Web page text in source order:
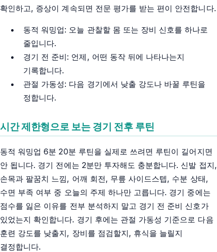
확인하고, 증상이 계속되면 전문 평가를 받는 편이 안전합니다.
동적 워밍업: 오늘 관찰할 몸 또는 장비 신호를 하나로
줄입니다.
경기 전 준비: 언제, 어떤 동작 뒤에 나타나는지
기록합니다.
관절 가동성: 다음 경기에서 낮출 강도나 바꿀 루틴을
정합니다.
시간 제한형으로 보는 경기 전후 루틴
동적 워밍업 6분 20분 루틴을 실제로 쓰려면 루틴이 길어지면
안 됩니다. 경기 전에는 2분만 투자해도 충분합니다. 신발 접지,
손목과 팔꿈치 느낌, 어깨 회전, 무릎 사이드스텝, 수분 상태,
수면 부족 여부 중 오늘의 주제 하나만 고릅니다. 경기 중에는
점수를 잃은 이유를 전부 분석하지 말고 경기 전 준비 신호가
있었는지 확인합니다. 경기 후에는 관절 가동성 기준으로 다음
훈련 강도를 낮출지, 장비를 점검할지, 휴식을 늘릴지
결정합니다.